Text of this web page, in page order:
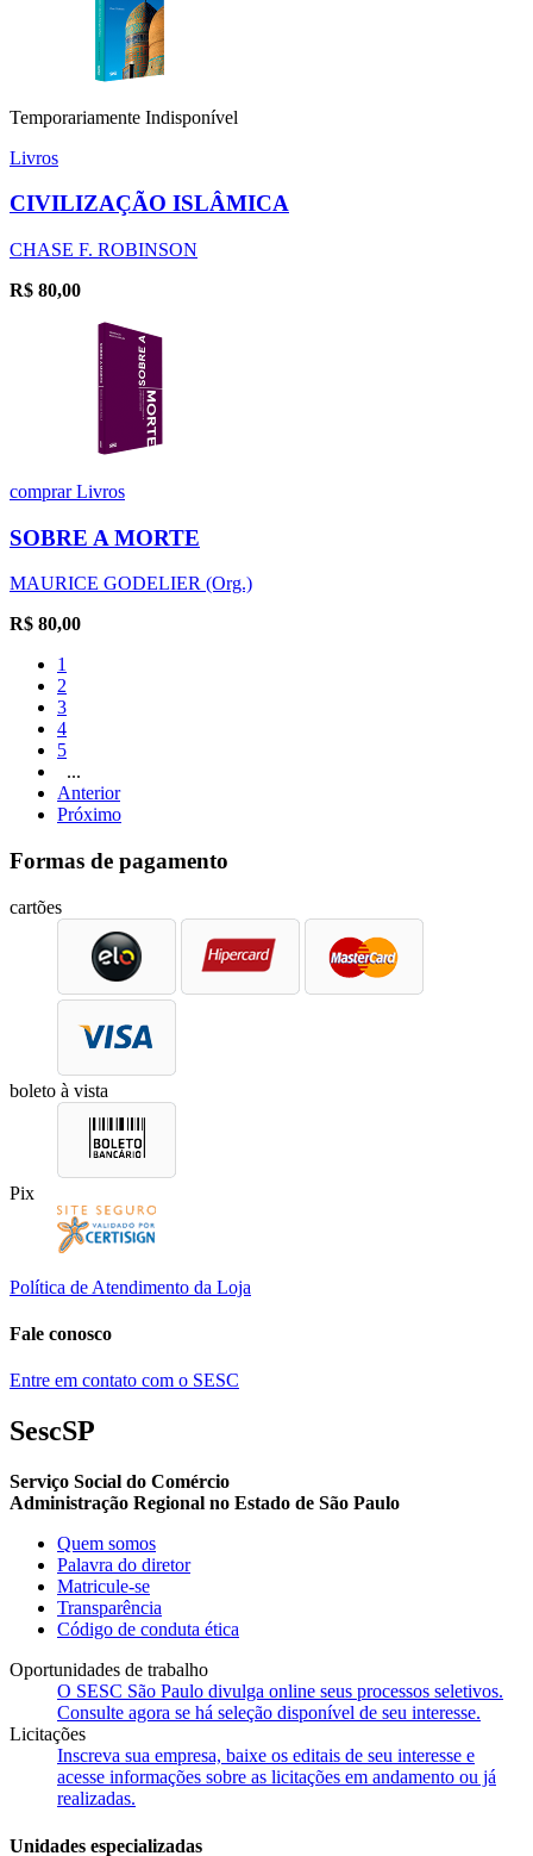
Temporariamente Indisponível
Livros
CIVILIZAÇÃO ISLÂMICA
CHASE F. ROBINSON
R$ 80,00
comprarLivros
SOBRE A MORTE
MAURICE GODELIER (Org.)
R$ 80,00
1
2
3
4
5
...
Anterior
Próximo
Formas de pagamento
cartões
boleto à vista
Pix
Política de Atendimento da Loja
Fale conosco
Entre em contato com o SESC
SescSP
Serviço Social do Comércio
Administração Regional no Estado de São Paulo
Quem somos
Palavra do diretor
Matricule-se
Transparência
Código de conduta ética
Oportunidades de trabalho
O SESC São Paulo divulga online seus processos seletivos.
Consulte agora se há seleção disponível de seu interesse.
Licitações
Inscreva sua empresa, baixe os editais de seu interesse e
acesse informações sobre as licitações em andamento ou já
realizadas.
Unidades especializadas